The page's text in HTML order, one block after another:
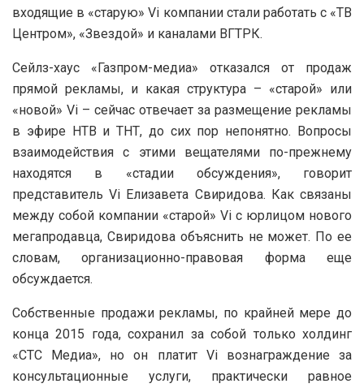
входящие в «старую» Vi компании стали работать с «ТВ
Центром», «Звездой» и каналами ВГТРК.
Сейлз-хаус «Газпром-медиа» отказался от продаж
прямой рекламы, и какая структура – «старой» или
«новой» Vi – сейчас отвечает за размещение рекламы
в эфире НТВ и ТНТ, до сих пор непонятно. Вопросы
взаимодействия с этими вещателями по-прежнему
находятся в «стадии обсуждения», говорит
представитель Vi Елизавета Свиридова. Как связаны
между собой компании «старой» Vi с юрлицом нового
мегапродавца, Свиридова объяснить не может. По ее
словам, организационно-правовая форма еще
обсуждается.
Собственные продажи рекламы, по крайней мере до
конца 2015 года, сохранил за собой только холдинг
«СТС Медиа», но он платит Vi вознаграждение за
консультационные услуги, практически равное